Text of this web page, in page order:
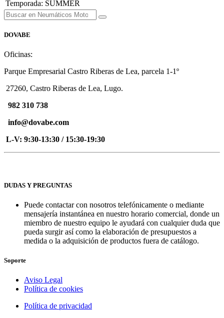
Temporada: SUMMER
DOVABE
Oficinas:
Parque Empresarial Castro Riberas de Lea, parcela 1-1º
27260, Castro Riberas de Lea, Lugo.
982 310 738
info@dovabe.com
L-V: 9:30-13:30 / 15:30-19:30
DUDAS Y PREGUNTAS
Puede contactar con nosotros telefónicamente o mediante
mensajería instantánea en nuestro horario comercial, donde un
miembro de nuestro equipo le ayudará con cualquier duda que
pueda surgir así como la elaboración de presupuestos a
medida o la adquisición de productos fuera de catálogo.
Soporte
Aviso Legal
Política de cookies
Política de privacidad